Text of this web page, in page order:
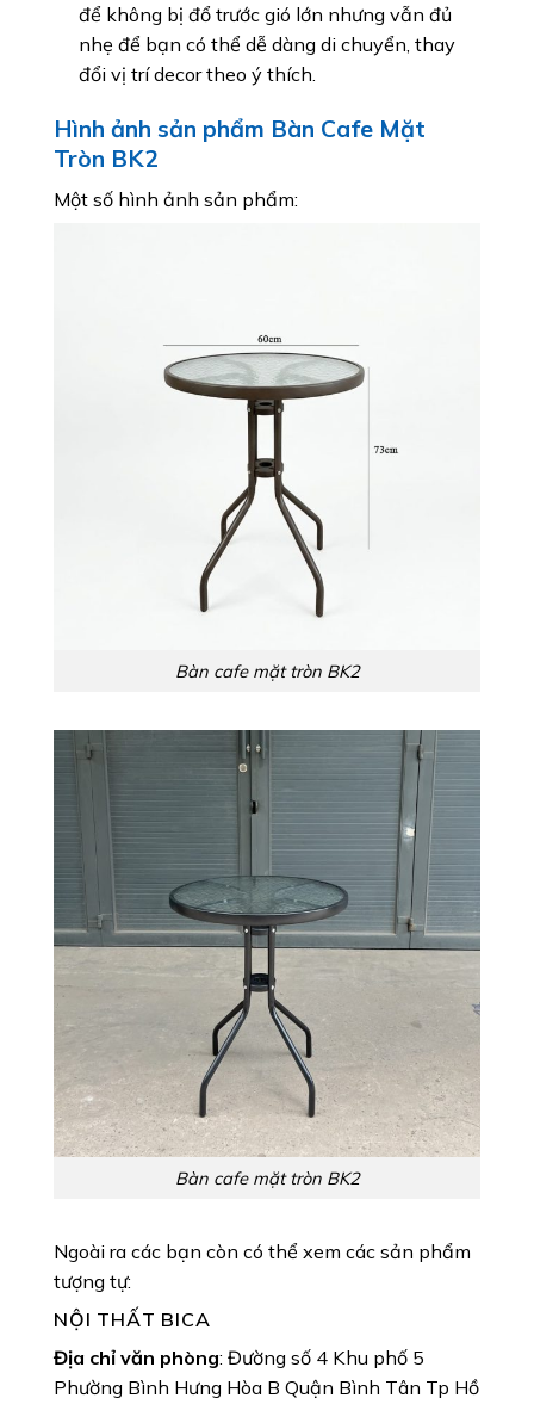
để không bị đổ trước gió lớn nhưng vẫn đủ
nhẹ để bạn có thể dễ dàng di chuyển, thay
đổi vị trí decor theo ý thích.
Hình ảnh sản phẩm Bàn Cafe Mặt
Tròn BK2
Một số hình ảnh sản phẩm:
Bàn cafe mặt tròn BK2
Bàn cafe mặt tròn BK2
Ngoài ra các bạn còn có thể xem các sản phẩm
tượng tự:
NỘI THẤT BICA
Địa chỉ văn phòng: Đường số 4 Khu phố 5
Phường Bình Hưng Hòa B Quận Bình Tân Tp Hồ